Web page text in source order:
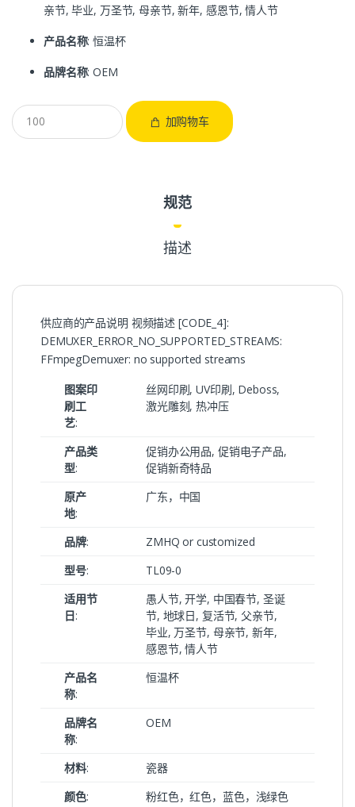
亲节, 毕业, 万圣节, 母亲节, 新年, 感恩节, 情人节
产品名称: 恒温杯
品牌名称: OEM
加购物车
规范
描述
供应商的产品说明 视频描述 [CODE_4]:
DEMUXER_ERROR_NO_SUPPORTED_STREAMS:
FFmpegDemuxer: no supported streams
图案印
刷工
艺:
丝网印刷, UV印刷, Deboss,
激光雕刻, 热冲压
产品类
型:
促销办公用品, 促销电子产品,
促销新奇特品
原产
地:
广东，中国
品牌:
ZMHQ or customized
型号:
TL09-0
适用节
日:
愚人节, 开学, 中国春节, 圣诞
节, 地球日, 复活节, 父亲节,
毕业, 万圣节, 母亲节, 新年,
感恩节, 情人节
产品名
称:
恒温杯
品牌名
称:
OEM
材料:
瓷器
颜色: 粉红色，红色，蓝色，浅绿色